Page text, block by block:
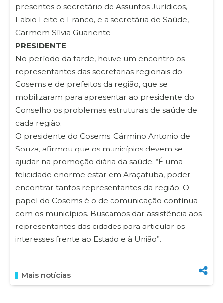
presentes o secretário de Assuntos Jurídicos,
Fabio Leite e Franco, e a secretária de Saúde,
Carmem Sílvia Guariente.
PRESIDENTE
No período da tarde, houve um encontro os
representantes das secretarias regionais do
Cosems e de prefeitos da região, que se
mobilizaram para apresentar ao presidente do
Conselho os problemas estruturais de saúde de
cada região.
O presidente do Cosems, Cármino Antonio de
Souza, afirmou que os municípios devem se
ajudar na promoção diária da saúde. “É uma
felicidade enorme estar em Araçatuba, poder
encontrar tantos representantes da região. O
papel do Cosems é o de comunicação contínua
com os municípios. Buscamos dar assistência aos
representantes das cidades para articular os
interesses frente ao Estado e à União”.
Mais notícias